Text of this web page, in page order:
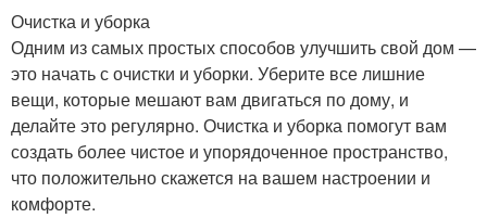
Очистка и уборка
Одним из самых простых способов улучшить свой дом —
это начать с очистки и уборки. Уберите все лишние
вещи, которые мешают вам двигаться по дому, и
делайте это регулярно. Очистка и уборка помогут вам
создать более чистое и упорядоченное пространство,
что положительно скажется на вашем настроении и
комфорте.